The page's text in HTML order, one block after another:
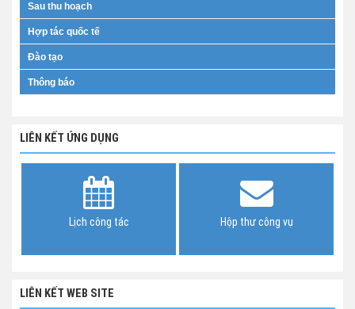
Sau thu hoạch
Hợp tác quốc tế
Đào tạo
Thông báo
LIÊN KẾT ỨNG DỤNG
Lịch công tác Hộp thư công vụ
LIÊN KẾT WEB SITE